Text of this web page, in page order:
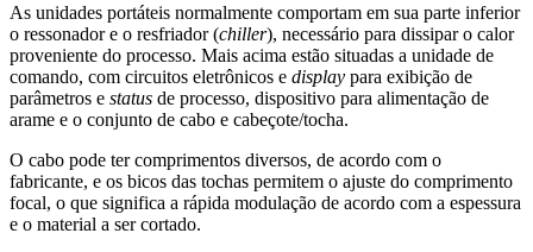
As unidades portáteis normalmente comportam em sua parte inferior
o ressonador e o resfriador (chiller), necessário para dissipar o calor
proveniente do processo. Mais acima estão situadas a unidade de
comando, com circuitos eletrônicos e display para exibição de
parâmetros e status de processo, dispositivo para alimentação de
arame e o conjunto de cabo e cabeçote/tocha.
O cabo pode ter comprimentos diversos, de acordo com o
fabricante, e os bicos das tochas permitem o ajuste do comprimento
focal, o que significa a rápida modulação de acordo com a espessura
e o material a ser cortado.